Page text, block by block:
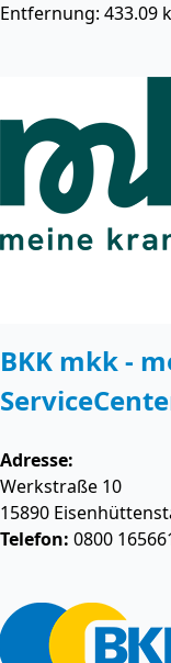
Entfernung: 433.09
BKK mkk -
Adresse:
Werkstraße 10
15890
Telefon: 0800